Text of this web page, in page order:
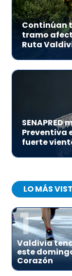
Continúan
tramo
Ruta
Preventiva
fuerte
LO MÁS
1
Valdivia
este
Corazón